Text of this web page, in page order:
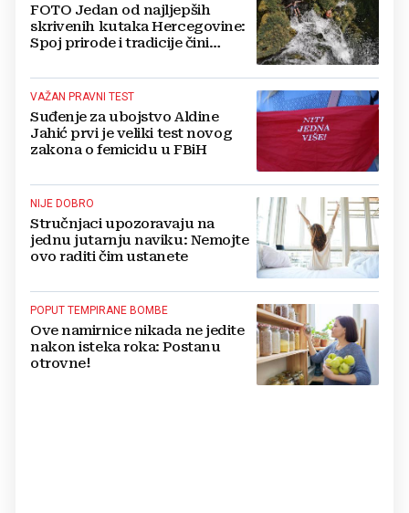
FOTO Jedan od najljepših
skrivenih kutaka Hercegovine:
Spoj prirode i tradicije čini
destinacijom
VAŽAN PRAVNI TEST
Suđenje za ubojstvo Aldine
Jahić prvi je veliki test novog
zakona o femicidu u FBiH
NIJE DOBRO
Stručnjaci upozoravaju na
jednu jutarnju naviku: Nemojte
ovo raditi čim ustanete
POPUT TEMPIRANE BOMBE
Ove namirnice nikada ne jedite
nakon isteka roka: Postanu
otrovne!